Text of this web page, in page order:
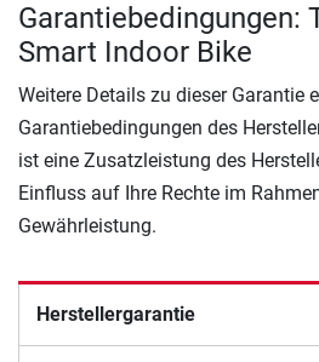
Garantiebedingungen:
Smart Indoor Bike
Weitere Details zu dieser Garantie
Garantiebedingungen des
ist eine Zusatzleistung des
Einfluss auf Ihre Rechte im
Gewährleistung.
Herstellergarantie